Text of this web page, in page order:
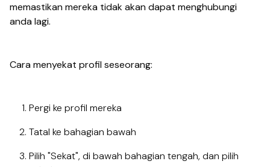
memastikan mereka tidak akan dapat menghubungi
anda lagi.
Cara menyekat profil seseorang:
Pergi ke profil mereka
Tatal ke bahagian bawah
Pilih "Sekat", di bawah bahagian tengah, dan pilih